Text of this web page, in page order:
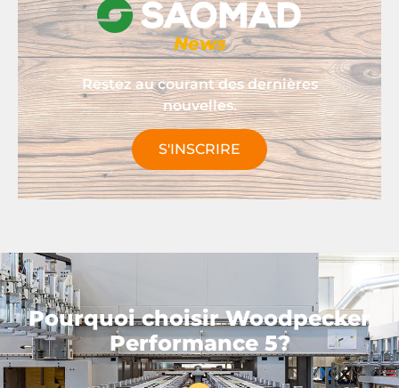
News
Restez au courant des dernières
nouvelles.
S'INSCRIRE
Pourquoi choisir Woodpecker
Performance 5?